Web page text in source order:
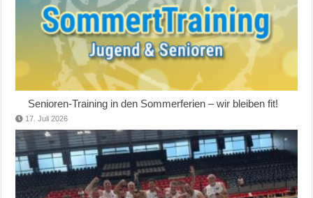
Senioren-Training in den Sommerferien – wir bleiben fit!
17. Juli 2026